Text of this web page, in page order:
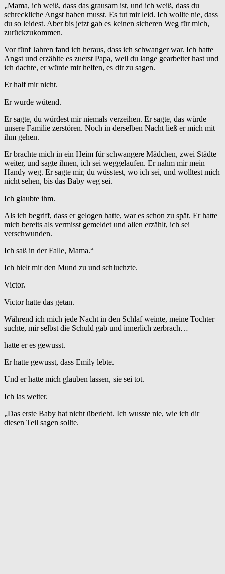
„Mama, ich weiß, dass das grausam ist, und ich weiß, dass du
schreckliche Angst haben musst. Es tut mir leid. Ich wollte nie, dass
du so leidest. Aber bis jetzt gab es keinen sicheren Weg für mich,
zurückzukommen.
Vor fünf Jahren fand ich heraus, dass ich schwanger war. Ich hatte
Angst und erzählte es zuerst Papa, weil du lange gearbeitet hast und
ich dachte, er würde mir helfen, es dir zu sagen.
Er half mir nicht.
Er wurde wütend.
Er sagte, du würdest mir niemals verzeihen. Er sagte, das würde
unsere Familie zerstören. Noch in derselben Nacht ließ er mich mit
ihm gehen.
Er brachte mich in ein Heim für schwangere Mädchen, zwei Städte
weiter, und sagte ihnen, ich sei weggelaufen. Er nahm mir mein
Handy weg. Er sagte mir, du wüsstest, wo ich sei, und wolltest mich
nicht sehen, bis das Baby weg sei.
Ich glaubte ihm.
Als ich begriff, dass er gelogen hatte, war es schon zu spät. Er hatte
mich bereits als vermisst gemeldet und allen erzählt, ich sei
verschwunden.
Ich saß in der Falle, Mama.“
Ich hielt mir den Mund zu und schluchzte.
Victor.
Victor hatte das getan.
Während ich mich jede Nacht in den Schlaf weinte, meine Tochter
suchte, mir selbst die Schuld gab und innerlich zerbrach…
hatte er es gewusst.
Er hatte gewusst, dass Emily lebte.
Und er hatte mich glauben lassen, sie sei tot.
Ich las weiter.
„Das erste Baby hat nicht überlebt. Ich wusste nie, wie ich dir
diesen Teil sagen sollte.